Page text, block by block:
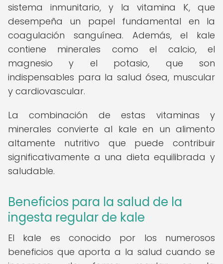
sistema inmunitario, y la vitamina K, que
desempeña un papel fundamental en la
coagulación sanguínea. Además, el kale
contiene minerales como el calcio, el
magnesio y el potasio, que son
indispensables para la salud ósea, muscular
y cardiovascular.
La combinación de estas vitaminas y
minerales convierte al kale en un alimento
altamente nutritivo que puede contribuir
significativamente a una dieta equilibrada y
saludable.
Beneficios para la salud de la
ingesta regular de kale
El kale es conocido por los numerosos
beneficios que aporta a la salud cuando se